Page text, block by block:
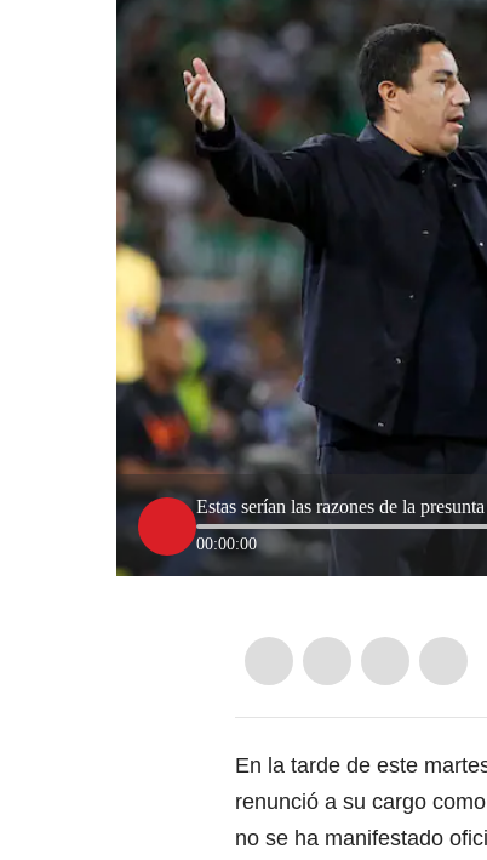
Estas serían las razones de la
00:00:00
En la tarde de este
renunció a su cargo
no se ha manifestado